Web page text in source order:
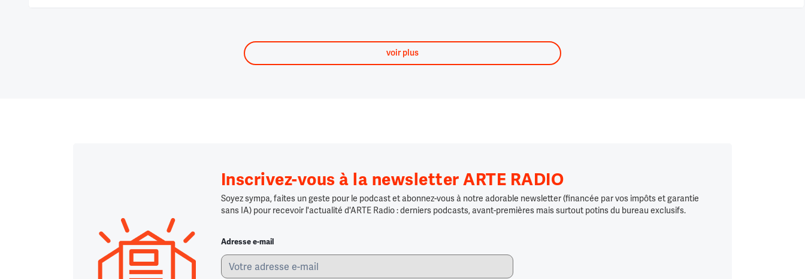
voir plus
Inscrivez-vous à la newsletter ARTE RADIO
Soyez sympa, faites un geste pour le podcast et abonnez-vous à notre adorable newsletter (financée par vos impôts et garantie
sans IA) pour recevoir l'actualité d'ARTE Radio : derniers podcasts, avant-premières mais surtout potins du bureau exclusifs.
Adresse e-mail